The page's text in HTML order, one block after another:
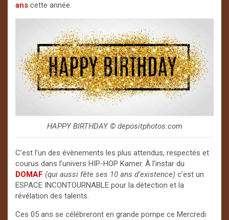
ans cette année.
HAPPY BIRTHDAY © depositphotos.com
C’est l’un des évènements les plus attendus, respectés et
courus dans l’univers HIP-HOP Kamer. À l’instar du
DOMAF (qui aussi fête ses 10 ans d’existence) c’est un
ESPACE INCONTOURNABLE pour la détection et la
révélation des talents.
Ces 05 ans se célébreront en grande pompe ce Mercredi